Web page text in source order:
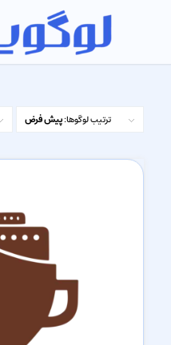
ترتیب لوگوها:پیش فرض